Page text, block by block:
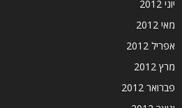
יוני 2012
מאי 2012
אפריל 2012
מרץ 2012
פברואר 2012